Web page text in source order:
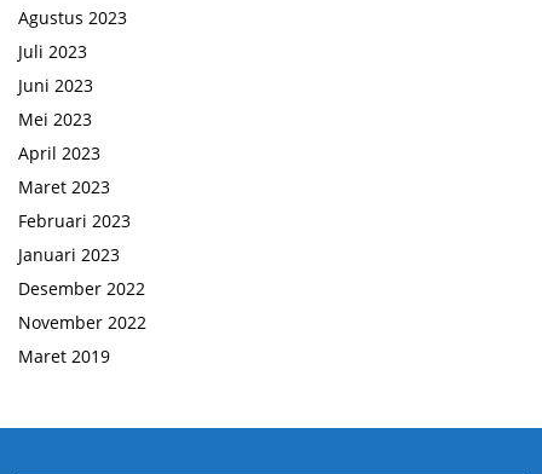
Agustus 2023
Juli 2023
Juni 2023
Mei 2023
April 2023
Maret 2023
Februari 2023
Januari 2023
Desember 2022
November 2022
Maret 2019